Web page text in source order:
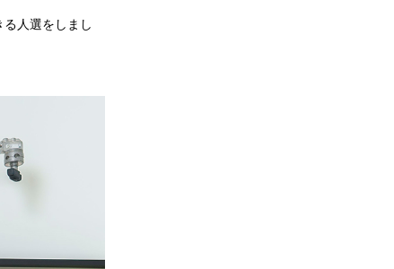
人選をしまし